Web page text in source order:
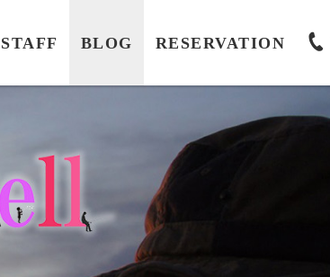
STAFF BLOG RESERVATION